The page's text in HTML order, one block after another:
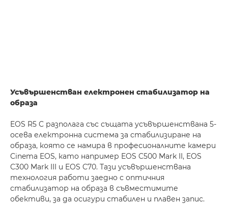
Усъвършенстван електронен стабилизатор на
образа
EOS R5 C разполага със същата усъвършенствана 5-
осева електронна система за стабилизиране на
образа, която се намира в професионалните камери
Cinema EOS, като например EOS C500 Mark II, EOS
C300 Mark III и EOS C70. Тази усъвършенствана
технология работи заедно с оптичния
стабилизатор на образа в съвместимите
обективи, за да осигури стабилен и плавен запис.